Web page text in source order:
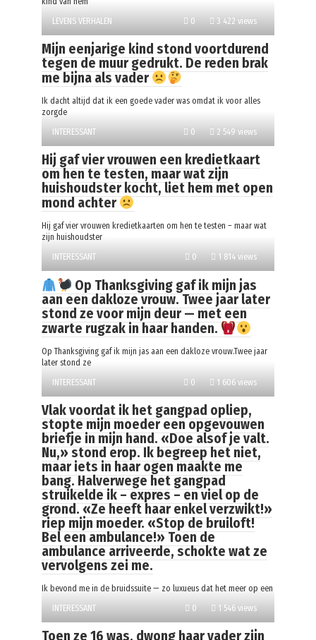
LEVENS VERHALEN
0 3 422 views
Mijn eenjarige kind stond voortdurend
tegen de muur gedrukt. De reden brak
me bijna als vader
Ik dacht altijd dat ik een goede vader was omdat ik voor alles
zorgde
INTERESSANT
0 2 549 views
Hij gaf vier vrouwen een kredietkaart
om hen te testen, maar wat zijn
huishoudster kocht, liet hem met open
mond achter
Hij gaf vier vrouwen kredietkaarten om hen te testen – maar wat
zijn huishoudster
INTERESSANT
0 1 814 views
Op Thanksgiving gaf ik mijn jas
aan een dakloze vrouw. Twee jaar later
stond ze voor mijn deur — met een
zwarte rugzak in haar handen.
Op Thanksgiving gaf ik mijn jas aan een dakloze vrouw.Twee jaar
later stond ze
INTERESSANT
0 1 606 views
Vlak voordat ik het gangpad opliep,
stopte mijn moeder een opgevouwen
briefje in mijn hand. «Doe alsof je valt.
Nu,» stond erop. Ik begreep het niet,
maar iets in haar ogen maakte me
bang. Halverwege het gangpad
struikelde ik – expres – en viel op de
grond. «Ze heeft haar enkel verzwikt!»
riep mijn moeder. «Stop de bruiloft!
Bel een ambulance!» Toen de
ambulance arriveerde, schokte wat ze
vervolgens zei me.
Ik bevond me in de bruidssuite — zo luxueus dat het meer op een
INTERESSANT
0 1 546 views
Toen ze 16 was, dwong haar vader zijn